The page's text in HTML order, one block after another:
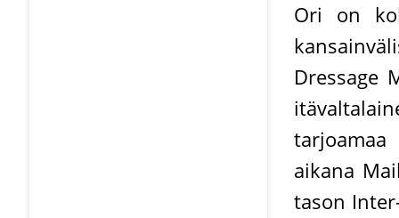
Ori on
Dressage
aikana
tason